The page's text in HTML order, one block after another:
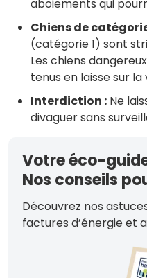
aboiements qui
Chiens de
(catégorie 1) sont
Les chiens
tenus en laisse sur la
Interdiction : Ne
divaguer sans
Votre éco-
Nos conseils
Découvrez nos
factures d’énergie et